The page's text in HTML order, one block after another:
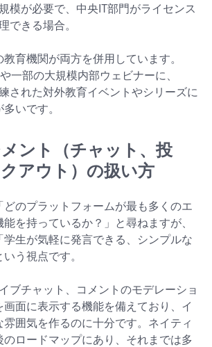
模が必要で、中央IT部門がライセンス
できる場合。
育機関が両方を併用しています。
一部の大規模内部ウェビナーに、
された対外教育イベントやシリーズに
いです。
ント（チャット、投
アウト）の扱い方
のプラットフォームが最も多くのエ
を持っているか？」と尋ねますが、
学生が気軽に発言できる、シンプルな
う視点です。
ブチャット、コメントのモデレーショ
画面に表示する機能を備えており、イ
雰囲気を作るのに十分です。ネイティ
ロードマップにあり、それまでは多